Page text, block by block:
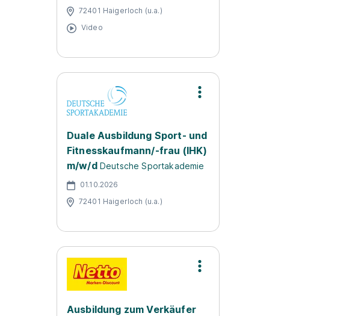
72401 Haigerloch (u.a.)
Video
Duale Ausbildung Sport- und
Fitnesskaufmann/-frau (IHK)
m/w/d Deutsche Sportakademie
01.10.2026
72401 Haigerloch (u.a.)
Ausbildung zum Verkäufer